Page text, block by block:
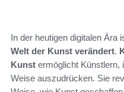
In der heutigen digitalen Ära
Welt der Kunst verändert.
Kunst ermöglicht Künstlern,
Weise auszudrücken. Sie